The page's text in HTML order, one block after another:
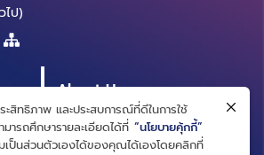
ป)
About Us
ความเป็นมา
วิสัยทัศน์ ภารกิจ
สิทธิภาพ และประสบการณ์ที่ดีในการใช้
รถศึกษารายละเอียดได้ที่ “นโยบายคุ้กกี้”
เป็นส่วนตัวเองได้ของคุณได้เองโดยคลิกที่